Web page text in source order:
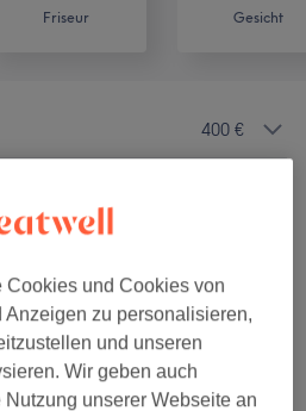
Friseur Gesicht
400 €
(5) ab 99 €
up (2) ab 299 €
und Cookies von
Anzeigen zu personalisieren,
und unseren
Wir geben auch
unserer Webseite an